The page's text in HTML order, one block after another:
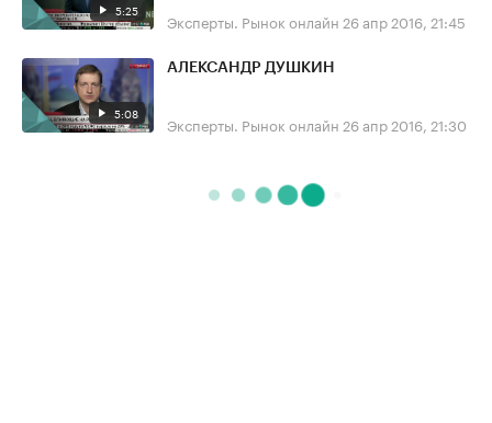
5:25 Эксперты. Рынок онлайн 26 апр 2016, 21:45
5:08
АЛЕКСАНДР ДУШКИН
Эксперты. Рынок онлайн 26 апр 2016, 21:30